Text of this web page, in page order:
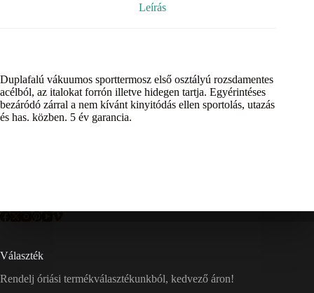
Leírás
Duplafalú vákuumos sporttermosz első osztályú rozsdamentes
acélból, az italokat forrón illetve hidegen tartja. Egyérintéses
bezáródó zárral a nem kívánt kinyitódás ellen sportolás, utazás
és has. közben. 5 év garancia.
Választék
Rendelj óriási termékválasztékunkból, kedvező áron!